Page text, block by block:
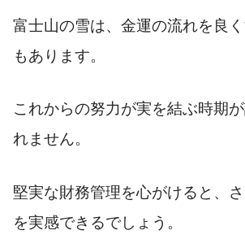
富士山の雪は、金運の流れを良
もあります。
これからの努力が実を結ぶ時期
れません。
堅実な財務管理を心がけると、
を実感できるでしょう。